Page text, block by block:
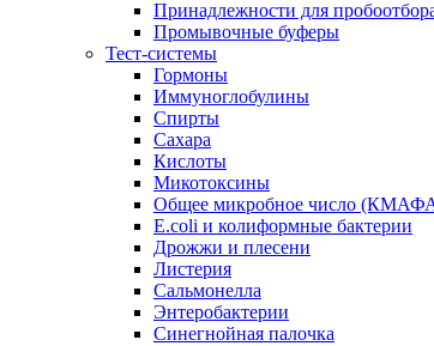
Принадлежности для
Промывочные буферы
Тест-системы
Гормоны
Иммуноглобулины
Спирты
Сахара
Кислоты
Микотоксины
Общее микробное число
E.coli и колиформные бактерии
Дрожжи и плесени
Листерия
Сальмонелла
Энтеробактерии
Синегнойная палочка